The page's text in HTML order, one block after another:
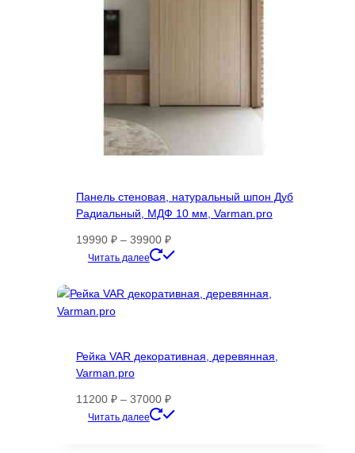
Панель стеновая, натуральный шпон Дуб
Радиальный, МДФ 10 мм, Varman.pro
19990 ₽ – 39900 ₽Диапазон
цен:
–
Читать далее
имеет
можно
Рейка VAR декоративная, деревянная,
Varman.pro
11200 ₽ – 37000 ₽Диапазон
цен:
Читать далее